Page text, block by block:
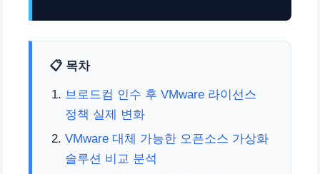
📋 목차
브로드컴 인수 후 VMware 라이선스
정책 실제 변화
VMware 대체 가능한 오픈소스 가상화
솔루션 비교 분석